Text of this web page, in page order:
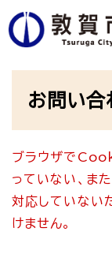
ペ
ー
す
メニ
お問い合
ブラウザで
っていない、ま
対応していない
けません。